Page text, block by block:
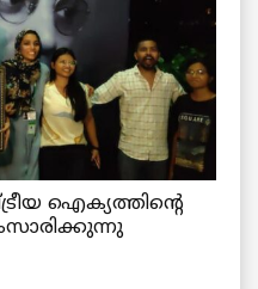
ഐക്യത്തിന്റെ